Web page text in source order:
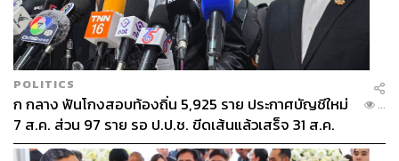
POLITICS
ก กลาง ฟันโกงสอบท้องถิ่น 5,925 ราย ประกาศบัญชีใหม่
7 ส.ค. ส่วน 97 ราย รอ ป.ป.ช. ขีดเส้นแล้วเสร็จ 31 ส.ค.
...